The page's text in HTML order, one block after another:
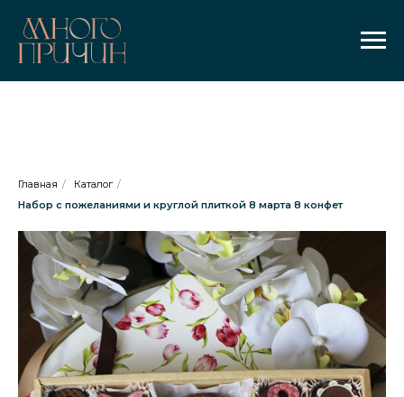
Главная / Каталог /
Набор с пожеланиями и круглой плиткой 8 марта 8 конфет